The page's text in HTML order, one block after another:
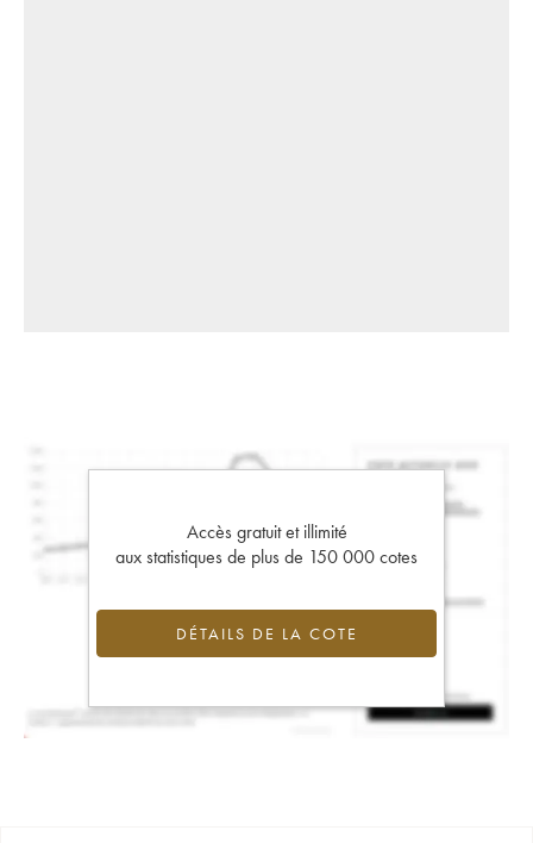
Accès gratuit et illimité
aux statistiques de plus de 150 000 cotes
DÉTAILS DE LA COTE